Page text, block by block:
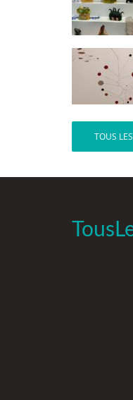
TOUS